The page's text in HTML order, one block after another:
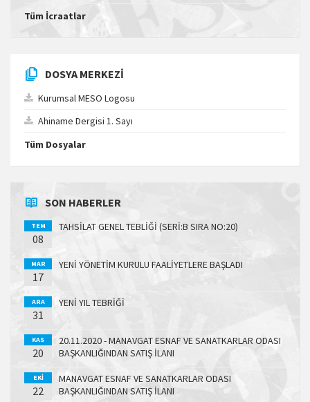
Tüm İcraatlar
DOSYA MERKEZI
Kurumsal MESO Logosu
Ahiname Dergisi 1. Sayı
Tüm Dosyalar
SON HABERLER
TEM
08
TAHSİLAT GENEL TEBLİĞİ (SERİ:B SIRA NO:20)
MAR
17
YENİ YÖNETİM KURULU FAALİYETLERE BAŞLADI
ARA
31
YENİ YIL TEBRİĞİ
KAS
20
20.11.2020 - MANAVGAT ESNAF VE SANATKARLAR ODASI
BAŞKANLIĞINDAN SATIŞ İLANI
EKI
22
MANAVGAT ESNAF VE SANATKARLAR ODASI
BAŞKANLIĞINDAN SATIŞ İLANI